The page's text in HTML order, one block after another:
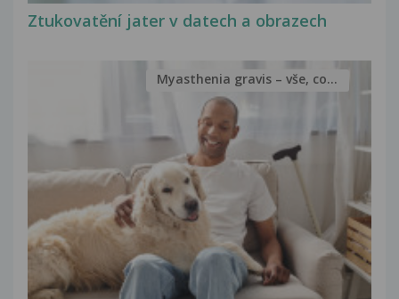
Ztukovatění jater v datech a obrazech
Myasthenia gravis – vše, co...